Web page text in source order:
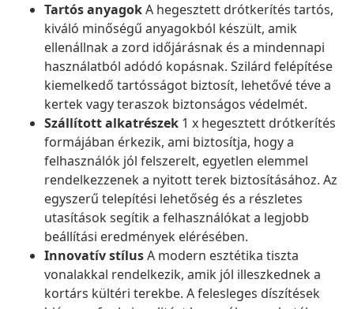
Tartós anyagokA hegesztett drótkerítés tartós,
kiváló minőségű anyagokból készült, amik
ellenállnak a zord időjárásnak és a mindennapi
használatból adódó kopásnak. Szilárd felépítése
kiemelkedő tartósságot biztosít, lehetővé téve a
kertek vagy teraszok biztonságos védelmét.
Szállított alkatrészek 1 x hegesztett drótkerítés
formájában érkezik, ami biztosítja, hogy a
felhasználók jól felszerelt, egyetlen elemmel
rendelkezzenek a nyitott terek biztosításához. Az
egyszerű telepítési lehetőség és a részletes
utasítások segítik a felhasználókat a legjobb
beállítási eredmények elérésében.
Innovatív stílusA modern esztétika tiszta
vonalakkal rendelkezik, amik jól illeszkednek a
kortárs kültéri terekbe. A felesleges díszítések